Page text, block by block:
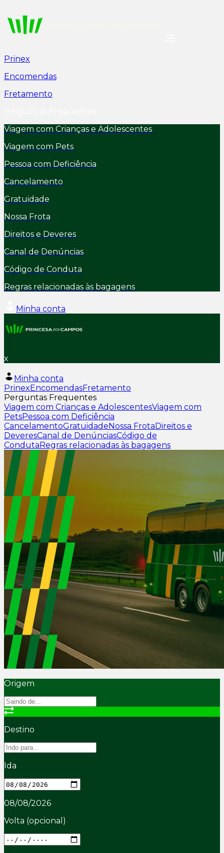
Prinex
Encomendas
Fretamento
Viagem com Crianças e Adolescentes
Viagem com Pets
Pessoa com Deficiência
Cancelamento
Gratuidade
Nossa Frota
Direitos e Deveres
Canal de Denúncias
Código de Conduta
Regras relacionadas às bagagens
Minha conta
x
Minha conta
PrinexEncomendasFretamento
Perguntas Frequentes
Viagem com Crianças e AdolescentesViagem com
PetsPessoa com Deficiência
CancelamentoGratuidadeNossa FrotaDireitos e
DeveresCanal de DenúnciasCódigo de
CondutaRegras relacionadas às bagagens
Origem
Destino
Ida
08/08/2026
Volta (opcional)